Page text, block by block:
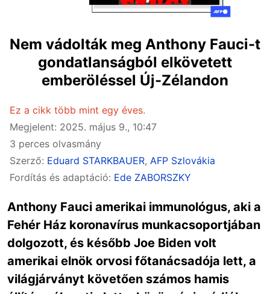
Nem vádolták meg Anthony Fauci-t
gondatlanságból elkövetett
emberöléssel Új-Zélandon
Ez a cikk több mint egy éves.
Megjelent: 2025. május 9., 10:47
3 perces olvasmány
Szerző: Eduard STARKBAUER, AFP Szlovákia
Fordítás és adaptáció: Ede ZABORSZKY
Anthony Fauci amerikai immunológus, aki a
Fehér Ház koronavírus munkacsoportjában
dolgozott, és később Joe Biden volt
amerikai elnök orvosi főtanácsadója lett, a
világjárványt követően számos hamis